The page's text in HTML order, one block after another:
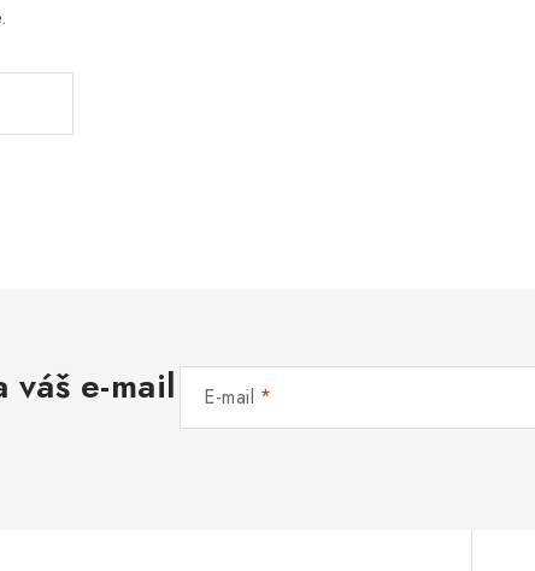
e-mail E-mail